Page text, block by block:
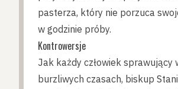
pasterza, który nie porzuca
w godzinie próby.
Kontrowersje
Jak każdy człowiek sprawujący
burzliwych czasach, biskup